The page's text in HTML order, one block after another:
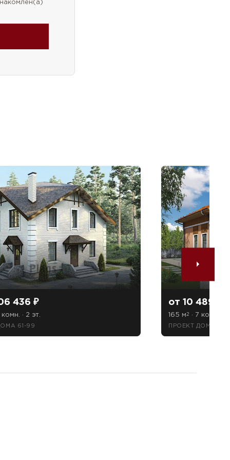
436 ₽
комн. · 2 эт.
61-99
от 10 489
165 м 2 · 7 комн. ·
ПРОЕКТ ДОМА 59-